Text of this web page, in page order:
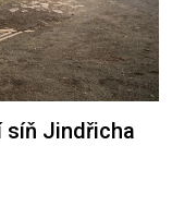
síň Jindřicha